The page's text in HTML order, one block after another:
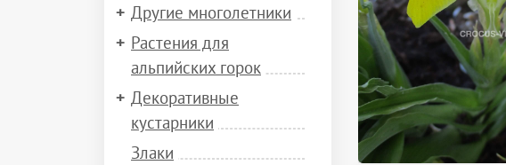
Другие многолетники
Растения для
альпийских горок
Декоративные
кустарники
Злаки